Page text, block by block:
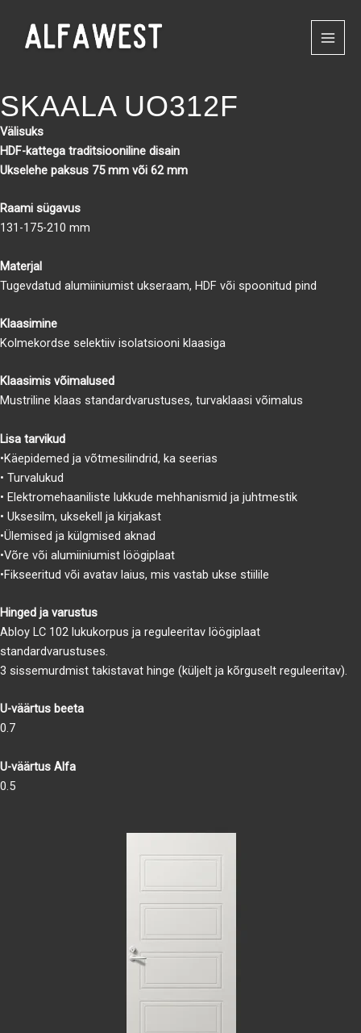
content
SKAALA UO312F
Välisuks
HDF-kattega traditsiooniline disain
Ukselehe paksus 75 mm või 62 mm
Raami sügavus
131-175-210 mm
Materjal
Tugevdatud alumiiniumist ukseraam, HDF või spoonitud pind
Klaasimine
Kolmekordse selektiiv isolatsiooni klaasiga
Klaasimis võimalused
Mustriline klaas standardvarustuses, turvaklaasi võimalus
Lisa tarvikud
•Käepidemed ja võtmesilindrid, ka seerias
• Turvalukud
• Elektromehaaniliste lukkude mehhanismid ja juhtmestik
• Uksesilm, uksekell ja kirjakast
•Ülemised ja külgmised aknad
•Võre või alumiiniumist löögiplaat
•Fikseeritud või avatav laius, mis vastab ukse stiilile
Hinged ja varustus
Abloy LC 102 lukukorpus ja reguleeritav löögiplaat
standardvarustuses.
3 sissemurdmist takistavat hinge (küljelt ja kõrguselt reguleeritav).
U-väärtus beeta
0.7
U-väärtus Alfa
0.5